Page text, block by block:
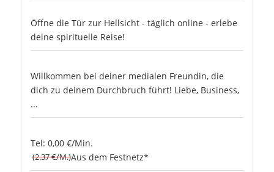
Öffne die Tür zur Hellsicht - täglich online - erlebe
deine spirituelle Reise!
Willkommen bei deiner medialen Freundin, die
dich zu deinem Durchbruch führt! Liebe, Business,
...
Tel: 0,00 €/Min.
(2.37 €/M.)Aus dem Festnetz*